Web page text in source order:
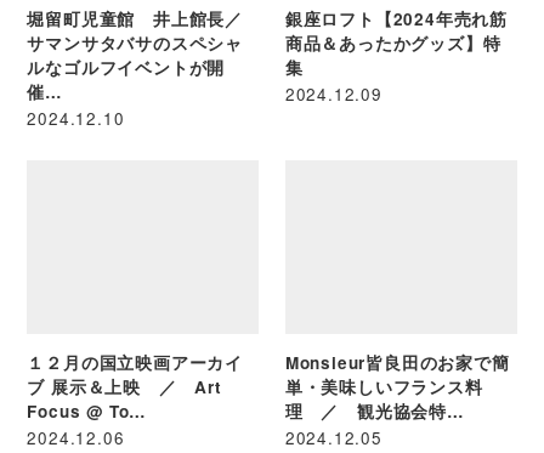
堀留町児童館 井上館長／
サマンサタバサのスペシャ
ルなゴルフイベントが開
催…
2024.12.10
銀座ロフト【2024年売れ筋
商品＆あったかグッズ】特
集
2024.12.09
１２月の国立映画アーカイ
ブ 展示＆上映 ／ Art
Focus @ To…
2024.12.06
Monsieur皆良田のお家で簡
単・美味しいフランス料
理 ／ 観光協会特…
2024.12.05